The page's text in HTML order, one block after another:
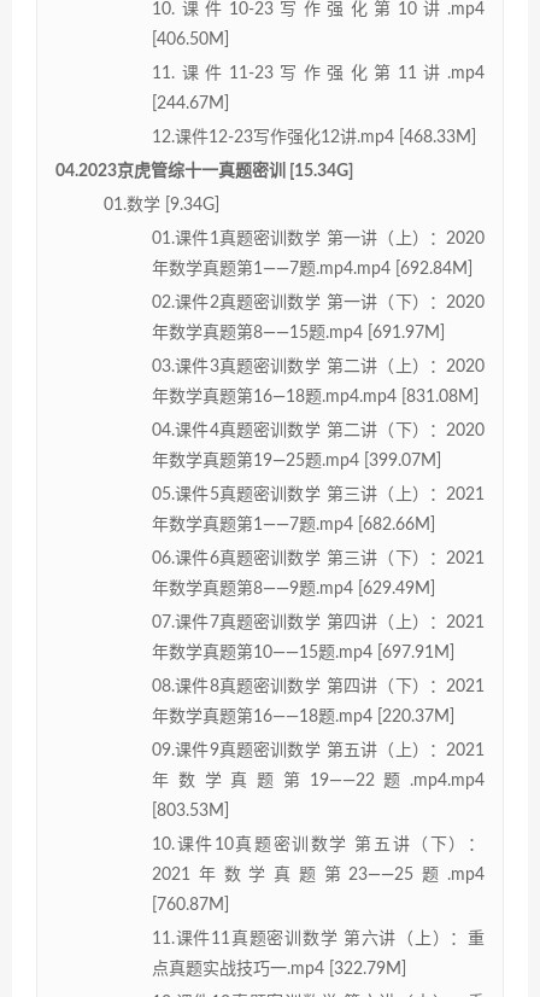
10.课件10-23写作强化第10讲.mp4
[406.50M]
11.课件11-23写作强化第11讲.mp4
[244.67M]
12.课件12-23写作强化12讲.mp4 [468.33M]
04.2023京虎管综十一真题密训 [15.34G]
01.数学 [9.34G]
01.课件1真题密训数学 第一讲（上）：2020
年数学真题第1——7题.mp4.mp4 [692.84M]
02.课件2真题密训数学 第一讲（下）：2020
年数学真题第8——15题.mp4 [691.97M]
03.课件3真题密训数学 第二讲（上）：2020
年数学真题第16—18题.mp4.mp4 [831.08M]
04.课件4真题密训数学 第二讲（下）：2020
年数学真题第19—25题.mp4 [399.07M]
05.课件5真题密训数学 第三讲（上）：2021
年数学真题第1——7题.mp4 [682.66M]
06.课件6真题密训数学 第三讲（下）：2021
年数学真题第8——9题.mp4 [629.49M]
07.课件7真题密训数学 第四讲（上）：2021
年数学真题第10——15题.mp4 [697.91M]
08.课件8真题密训数学 第四讲（下）：2021
年数学真题第16——18题.mp4 [220.37M]
09.课件9真题密训数学 第五讲（上）：2021
年数学真题第19——22题.mp4.mp4
[803.53M]
10.课件10真题密训数学 第五讲（下）：
2021年数学真题第23——25题.mp4
[760.87M]
11.课件11真题密训数学 第六讲（上）：重
点真题实战技巧一.mp4 [322.79M]